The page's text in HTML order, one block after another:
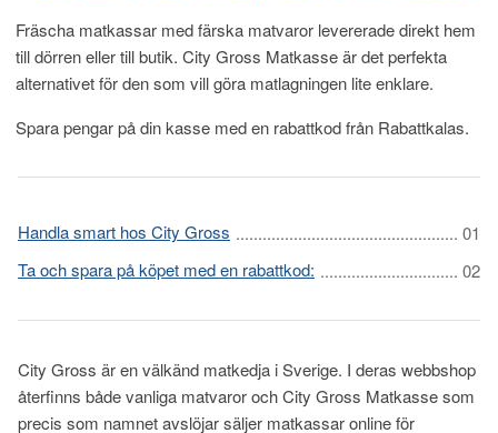
Fräscha matkassar med färska matvaror levererade direkt hem
till dörren eller till butik. City Gross Matkasse är det perfekta
alternativet för den som vill göra matlagningen lite enklare.
Spara pengar på din kasse med en rabattkod från Rabattkalas.
Handla smart hos City Gross
Ta och spara på köpet med en rabattkod:
City Gross är en välkänd matkedja i Sverige. I deras webbshop
återfinns både vanliga matvaror och City Gross Matkasse som
precis som namnet avslöjar säljer matkassar online för